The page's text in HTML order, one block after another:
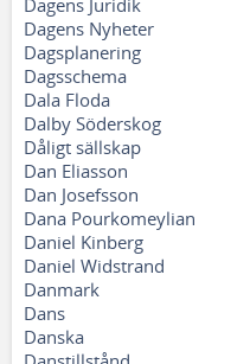
Dagens Juridik
Dagens Nyheter
Dagsplanering
Dagsschema
Dala Floda
Dalby Söderskog
Dåligt sällskap
Dan Eliasson
Dan Josefsson
Dana Pourkomeylian
Daniel Kinberg
Daniel Widstrand
Danmark
Dans
Danska